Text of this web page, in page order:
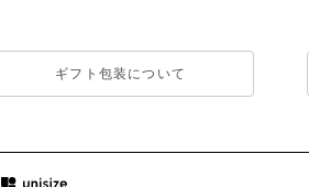
ギフト包装について